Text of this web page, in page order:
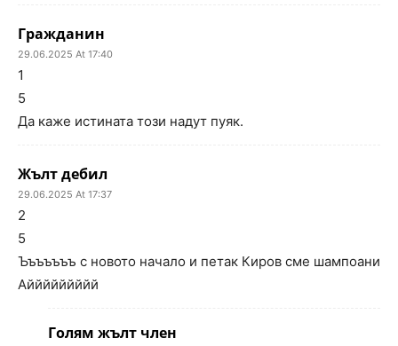
Гражданин
29.06.2025 At 17:40
1
5
Да каже истината този надут пуяк.
Жълт дебил
29.06.2025 At 17:37
2
5
Ъъъъъъъ с новото начало и петак Киров сме шампоани
Аййййййййй
Голям жълт член